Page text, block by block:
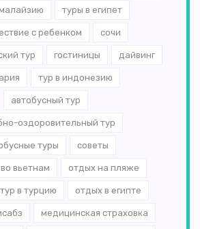
туры в египет
с ребенком сочи
тур гостиницы дайвинг
тур в индонезию
автобусный тур
оздоровительный тур
туры советы
вьетнам отдых на пляже
тур в турцию отдых в египте
медицинская страховка